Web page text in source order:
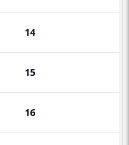
14
15
16